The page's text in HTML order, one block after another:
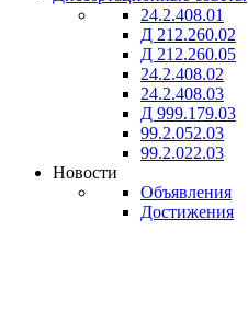
24.2.408.01
Д 212.260.02
Д 212.260.05
24.2.408.02
24.2.408.03
Д 999.179.03
99.2.052.03
99.2.022.03
Новости
Объявления
Достижения